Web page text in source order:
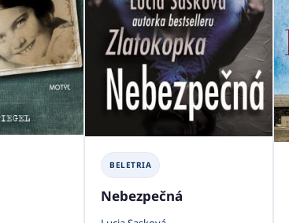
BELETRIA
Nebezpečná